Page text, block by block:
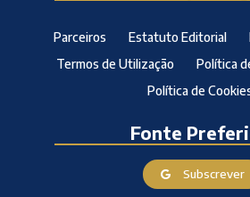
Parceiros Estatuto Editorial
Termos de Utilização
Política
Política de
Fonte
Subscrever